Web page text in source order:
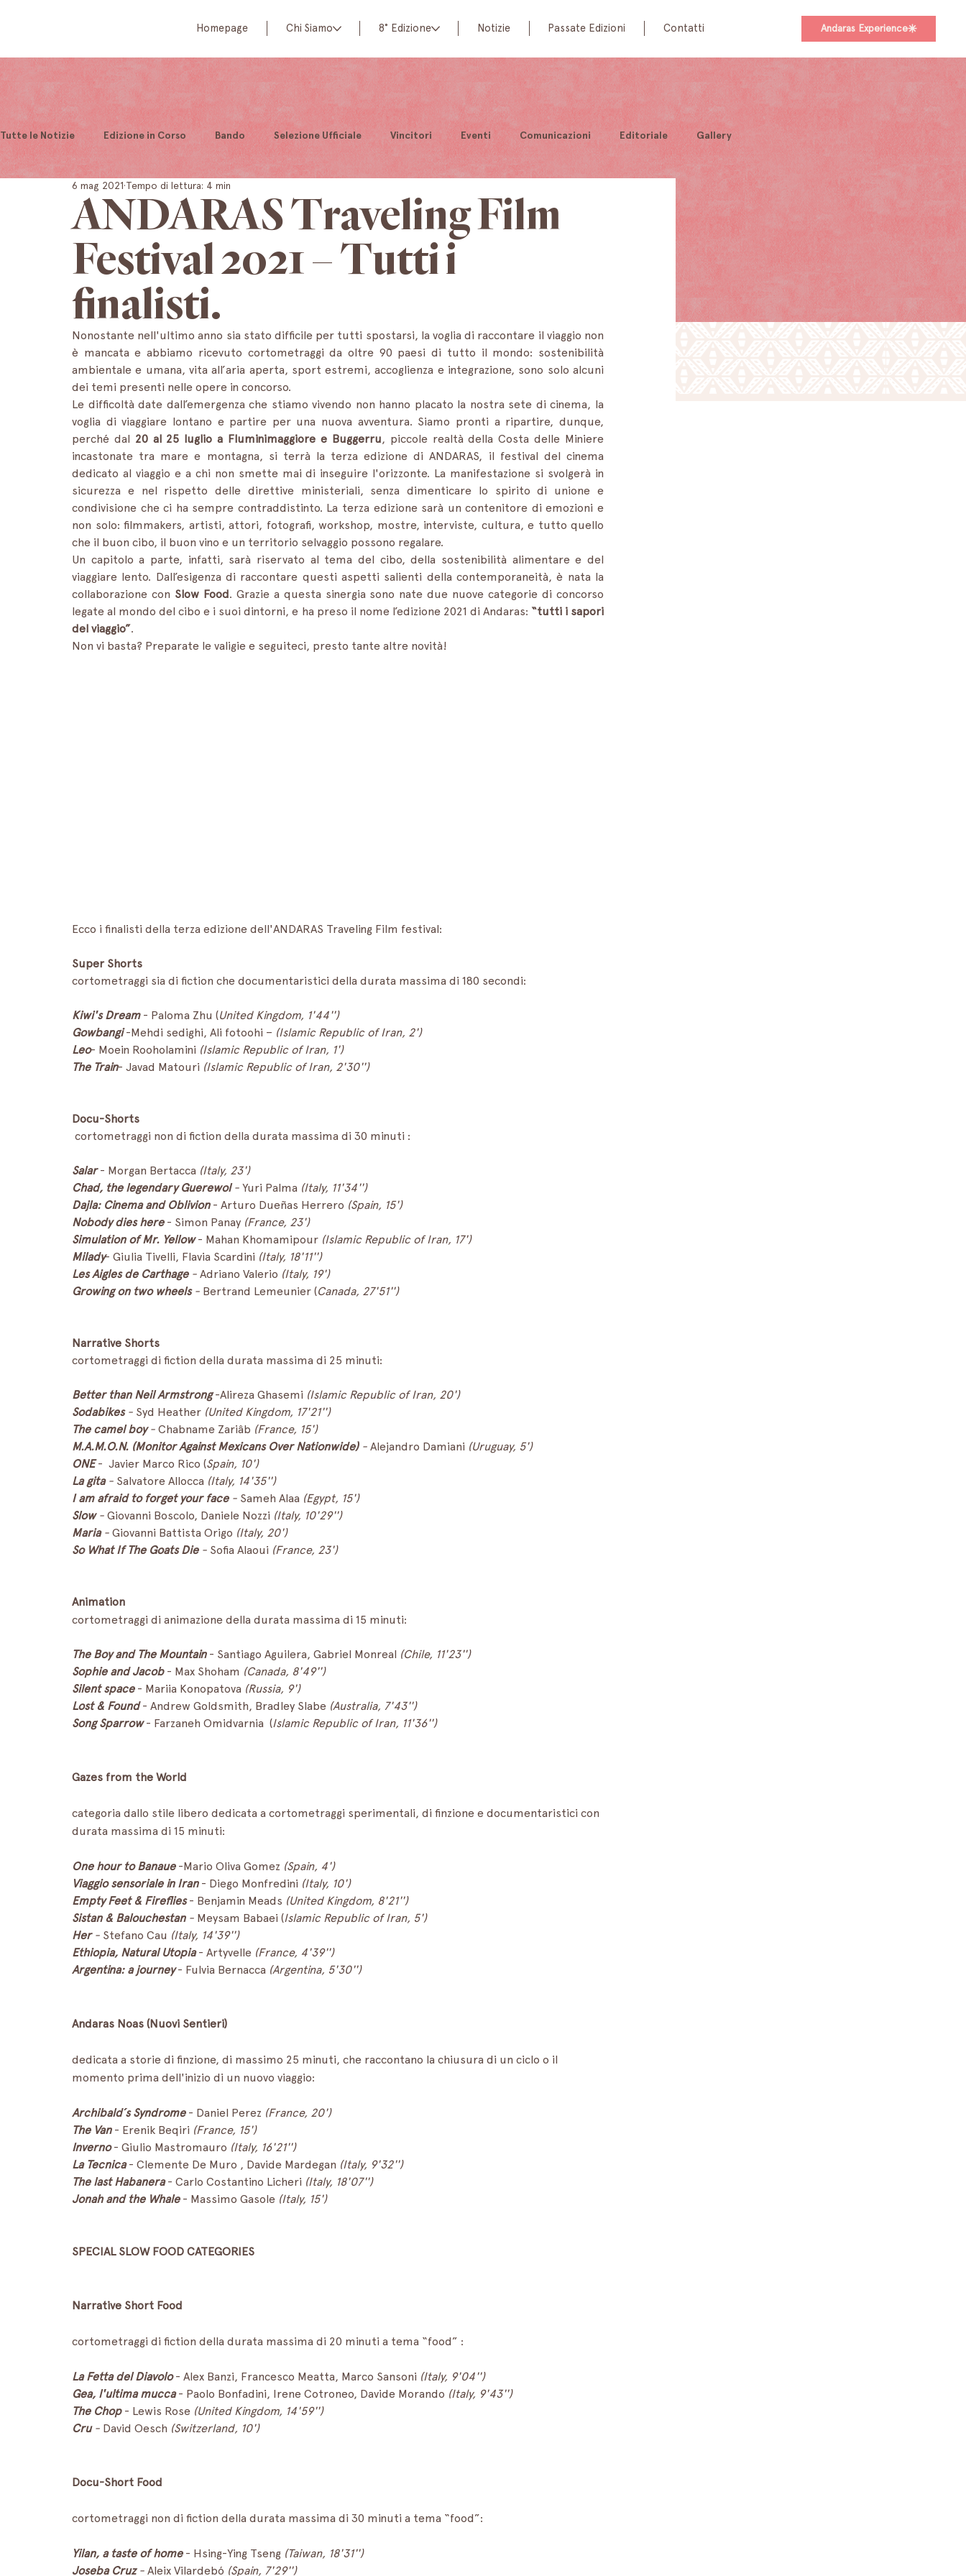
Homepage Chi Siamo 8° Edizione Notizie Passate Edizioni Contatti Andaras Experience
Tutte le Notizie Edizione in Corso Bando Selezione Ufficiale Vincitori Eventi Comunicazioni Editoriale Gallery
ANDARAS Traveling Film
Festival 2021 – Tutti i
finalisti.
6 mag 2021 Tempo di lettura: 4 min
Nonostante nell'ultimo anno sia stato difficile per tutti spostarsi, la voglia di raccontare il viaggio non
è mancata e abbiamo ricevuto cortometraggi da oltre 90 paesi di tutto il mondo: sostenibilità
ambientale e umana, vita all’aria aperta, sport estremi, accoglienza e integrazione, sono solo alcuni
dei temi presenti nelle opere in concorso.
Le difficoltà date dall’emergenza che stiamo vivendo non hanno placato la nostra sete di cinema, la
voglia di viaggiare lontano e partire per una nuova avventura. Siamo pronti a ripartire, dunque,
perché dal 20 al 25 luglio a Fluminimaggiore e Buggerru, piccole realtà della Costa delle Miniere
incastonate tra mare e montagna, si terrà la terza edizione di ANDARAS, il festival del cinema
dedicato al viaggio e a chi non smette mai di inseguire l'orizzonte. La manifestazione si svolgerà in
sicurezza e nel rispetto delle direttive ministeriali, senza dimenticare lo spirito di unione e
condivisione che ci ha sempre contraddistinto. La terza edizione sarà un contenitore di emozioni e
non solo: filmmakers, artisti, attori, fotografi, workshop, mostre, interviste, cultura, e tutto quello
che il buon cibo, il buon vino e un territorio selvaggio possono regalare.
Un capitolo a parte, infatti, sarà riservato al tema del cibo, della sostenibilità alimentare e del
viaggiare lento. Dall’esigenza di raccontare questi aspetti salienti della contemporaneità, è nata la
collaborazione con Slow Food. Grazie a questa sinergia sono nate due nuove categorie di concorso
legate al mondo del cibo e i suoi dintorni, e ha preso il nome l’edizione 2021 di Andaras: “tutti i sapori
del viaggio”.
Non vi basta? Preparate le valigie e seguiteci, presto tante altre novità!
Ecco i finalisti della terza edizione dell'ANDARAS Traveling Film festival:
Super Shorts
cortometraggi sia di fiction che documentaristici della durata massima di 180 secondi:
Kiwi's Dream - Paloma Zhu (United Kingdom, 1'44'')
Gowbangi -Mehdi sedighi, Ali fotoohi – (Islamic Republic of Iran, 2')
Leo- Moein Rooholamini (Islamic Republic of Iran, 1')
The Train- Javad Matouri (Islamic Republic of Iran, 2'30'')
Docu-Shorts
cortometraggi non di fiction della durata massima di 30 minuti :
Salar - Morgan Bertacca (Italy, 23')
Chad, the legendary Guerewol - Yuri Palma (Italy, 11'34'')
Dajla: Cinema and Oblivion - Arturo Dueñas Herrero (Spain, 15')
Nobody dies here - Simon Panay (France, 23')
Simulation of Mr. Yellow - Mahan Khomamipour (Islamic Republic of Iran, 17')
Milady- Giulia Tivelli, Flavia Scardini (Italy, 18'11'')
Les Aigles de Carthage - Adriano Valerio (Italy, 19')
Growing on two wheels - Bertrand Lemeunier (Canada, 27'51'')
Narrative Shorts
cortometraggi di fiction della durata massima di 25 minuti:
Better than Neil Armstrong -Alireza Ghasemi (Islamic Republic of Iran, 20')
Sodabikes - Syd Heather (United Kingdom, 17'21'')
The camel boy - Chabname Zariâb (France, 15')
M.A.M.O.N. (Monitor Against Mexicans Over Nationwide) - Alejandro Damiani (Uruguay, 5')
ONE -  Javier Marco Rico (Spain, 10')
La gita - Salvatore Allocca (Italy, 14'35'')
I am afraid to forget your face - Sameh Alaa (Egypt, 15')
Slow - Giovanni Boscolo, Daniele Nozzi (Italy, 10'29'')
Maria - Giovanni Battista Origo (Italy, 20')
So What If The Goats Die - Sofia Alaoui (France, 23')
Animation
cortometraggi di animazione della durata massima di 15 minuti:
The Boy and The Mountain - Santiago Aguilera, Gabriel Monreal (Chile, 11'23'')
Sophie and Jacob - Max Shoham (Canada, 8'49'')
Silent space - Mariia Konopatova (Russia, 9')
Lost & Found - Andrew Goldsmith, Bradley Slabe (Australia, 7'43'')
Song Sparrow - Farzaneh Omidvarnia  (Islamic Republic of Iran, 11'36'')
Gazes from the World
categoria dallo stile libero dedicata a cortometraggi sperimentali, di finzione e documentaristici con
durata massima di 15 minuti:
One hour to Banaue -Mario Oliva Gomez (Spain, 4')
Viaggio sensoriale in Iran - Diego Monfredini (Italy, 10')
Empty Feet & Fireflies - Benjamin Meads (United Kingdom, 8'21'')
Sistan & Balouchestan - Meysam Babaei (Islamic Republic of Iran, 5')
Her - Stefano Cau (Italy, 14'39'')
Ethiopia, Natural Utopia - Artyvelle (France, 4'39'')
Argentina: a journey - Fulvia Bernacca (Argentina, 5'30'')
Andaras Noas (Nuovi Sentieri)
dedicata a storie di finzione, di massimo 25 minuti, che raccontano la chiusura di un ciclo o il
momento prima dell'inizio di un nuovo viaggio:
Archibald´s Syndrome - Daniel Perez (France, 20')
The Van - Erenik Beqiri (France, 15')
Inverno - Giulio Mastromauro (Italy, 16'21'')
La Tecnica - Clemente De Muro , Davide Mardegan (Italy, 9'32'')
The last Habanera - Carlo Costantino Licheri (Italy, 18'07'')
Jonah and the Whale - Massimo Gasole (Italy, 15')
SPECIAL SLOW FOOD CATEGORIES
Narrative Short Food
cortometraggi di fiction della durata massima di 20 minuti a tema “food” :
La Fetta del Diavolo - Alex Banzi, Francesco Meatta, Marco Sansoni (Italy, 9'04'')
Gea, l'ultima mucca - Paolo Bonfadini, Irene Cotroneo, Davide Morando (Italy, 9'43'')
The Chop - Lewis Rose (United Kingdom, 14'59'')
Cru - David Oesch (Switzerland, 10')
Docu-Short Food
cortometraggi non di fiction della durata massima di 30 minuti a tema “food”:
Yilan, a taste of home - Hsing-Ying Tseng (Taiwan, 18'31'')
Joseba Cruz - Aleix Vilardebó (Spain, 7'29'')